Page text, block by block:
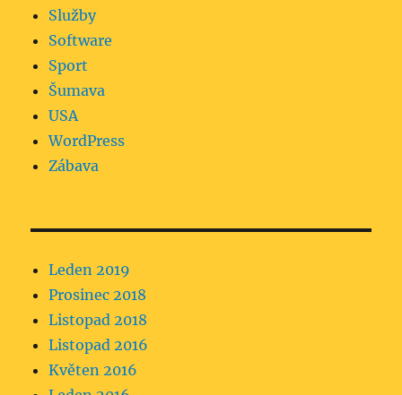
Služby
Software
Sport
Šumava
USA
WordPress
Zábava
Leden 2019
Prosinec 2018
Listopad 2018
Listopad 2016
Květen 2016